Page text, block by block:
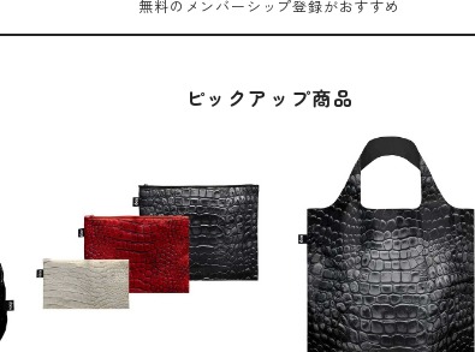
無料のメンバーシップ登録がおすすめ
ピックアップ商品